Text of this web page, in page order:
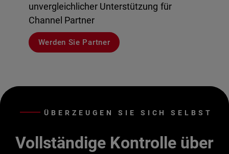
unvergleichlicher Unterstützung für
Channel Partner
Werden Sie Partner
ÜBERZEUGEN SIE SICH SELBST
Vollständige Kontrolle über